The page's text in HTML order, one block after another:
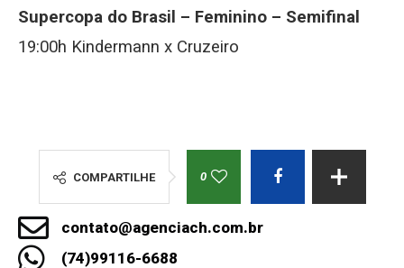
Supercopa do Brasil – Feminino – Semifinal
19:00h Kindermann x Cruzeiro
COMPARTILHE 0
contato@agenciach.com.br
(74)99116-6688